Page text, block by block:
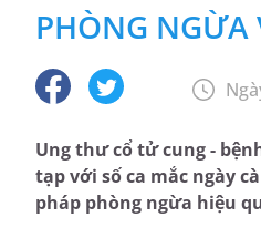
PHÒNG NGỪA
Ung thư cổ tử cung -
tạp với số ca mắc ngày
pháp phòng ngừa hiệu